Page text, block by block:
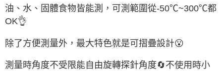
油、水、固體食物皆能測，可測範圍從-50℃~300℃都
OK👌
除了方便測量外，最大特色就是可摺疊設計😮
測量時角度不受限能自由旋轉探針角度🔄不使用時小